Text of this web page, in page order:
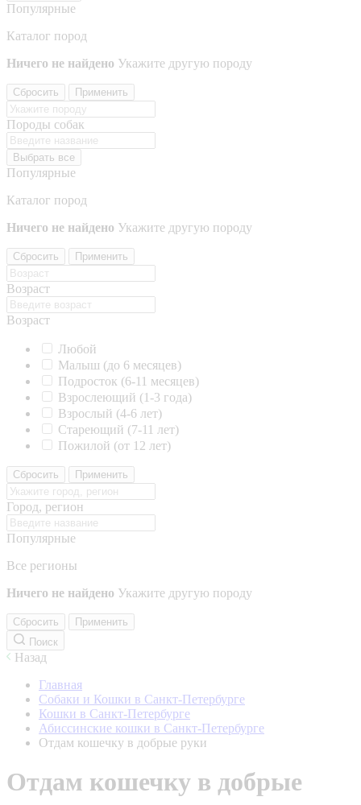
Популярные
Каталог пород
Ничего не найдено Укажите другую породу
Сбросить Применить
Породы собак
Выбрать все
Популярные
Каталог пород
Ничего не найдено Укажите другую породу
Сбросить Применить
Возраст
Возраст
Любой
Малыш (до 6 месяцев)
Подросток (6-11 месяцев)
Взрослеющий (1-3 года)
Взрослый (4-6 лет)
Стареющий (7-11 лет)
Пожилой (от 12 лет)
Сбросить Применить
Город, регион
Популярные
Все регионы
Ничего не найдено Укажите другую породу
Сбросить
Применить
Поиск
Назад
Главная
Собаки и Кошки в Санкт-Петербурге
Кошки в Санкт-Петербурге
Абиссинские кошки в Санкт-Петербурге
Отдам кошечку в добрые руки
Отдам кошечку в добрые